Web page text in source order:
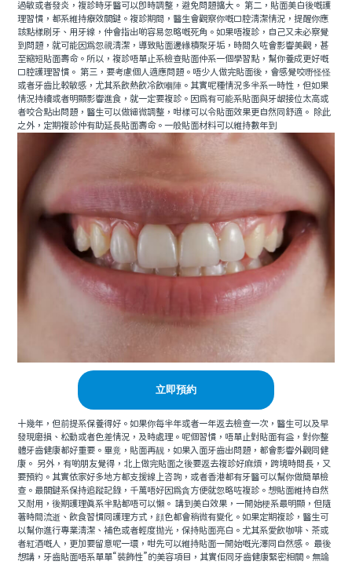
過敏或者發炎，複診時牙醫可以即時調整，避免問題擴大。 第二，貼面美白後嘅護
理習慣，都系維持療效關鍵。複診期間，醫生會觀察你嘅口腔清潔情況，提醒你應
該點樣刷牙、用牙線，仲會指出啲容易忽略嘅死角。如果唔複診，自己又未必察覺
到問題，就可能因爲忽視清潔，導致貼面邊緣積聚牙垢，時間久咗會影響美觀，甚
至縮短貼面壽命。所以，複診唔單止系檢查貼面仲系一個學習點，幫你養成更好嘅
口腔護理習慣。 第三，要考慮個人適應問題。唔少人做完貼面後，會感覺咬嘢怪怪
或者牙齒比較敏感，尤其系飲熱飲冷飲嗰陣。其實呢種情況多半系一時性，但如果
情況持續或者明顯影響進食，就一定要複診。因爲有可能系貼面與牙龈接位太高或
者咬合點出問題，醫生可以做細微調整，咁樣可以令貼面效果更自然同舒適。 除此
之外，定期複診仲有助延長貼面壽命。一般貼面材料可以維持數年到
立即預約
十幾年，但前提系保養得好。如果你每半年或者一年返去檢查一次，醫生可以及早
發現磨損、松動或者色差情況，及時處理。呢個習慣，唔單止對貼面有益，對你整
體牙齒健康都好重要。畢竟，貼面再靓，如果入面牙齒出問題，都會影響外觀同健
康。 另外，有啲朋友覺得，北上做完貼面之後要返去複診好麻煩，跨境時間長，又
要預約。其實依家好多地方都支援線上咨詢，或者香港都有牙醫可以幫你做簡單檢
查。最關鍵系保持追蹤記錄，千萬唔好因爲貪方便就忽略咗複診。想貼面維持自然
又耐用，後期護理真系半點都唔可以懶。 講到美白效果，一開始梗系最明顯，但隨
著時間流逝、飲食習慣同護理方式，顔色都會稍微有變化。如果定期複診，醫生可
以幫你進行專業清潔、補色或者輕度抛光，保持貼面亮白。尤其系愛飲咖啡、茶或
者紅酒嘅人，更加要留意呢一環，咁先可以維持貼面一開始嘅光澤同自然感。 最後
想講，牙齒貼面唔系單單“裝飾性”的美容項目，其實佢同牙齒健康緊密相關。無論